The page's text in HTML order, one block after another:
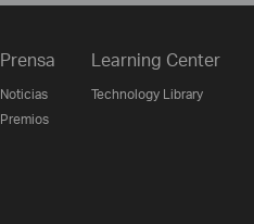
Prensa
Noticias
Premios
Learning Center
Technology Library